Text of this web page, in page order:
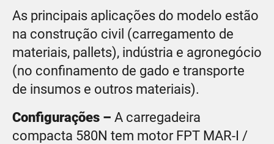
As principais aplicações do modelo estão
na construção civil (carregamento de
materiais, pallets), indústria e agronegócio
(no confinamento de gado e transporte
de insumos e outros materiais).
Configurações – A carregadeira
compacta 580N tem motor FPT MAR-I /